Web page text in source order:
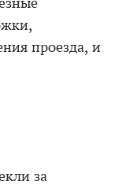
проезда, и
за